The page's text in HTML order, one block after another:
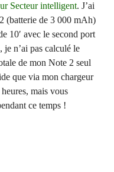
Secteur intelligent. J’ai
(batterie de 3 000 mAh)
10′ avec le second port
n’ai pas calculé le
de mon Note 2 seul
que via mon chargeur
mais vous
ce temps !